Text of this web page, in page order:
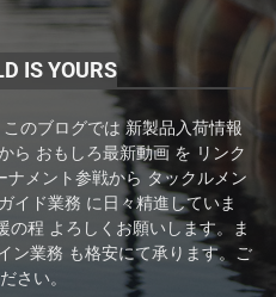
IS YOURS
のブログでは 新製品入荷情報
ら おもしろ最新動画 を リンク
メント参戦から タックルメン
イド業務 に日々精進していま
程 よろしくお願いします。ま
ン業務 も格安にて承ります。ご
さい。